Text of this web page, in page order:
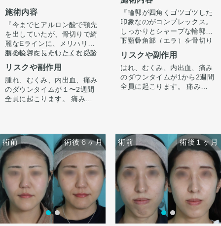
施術内容
『今までヒアルロン酸で顎先
を出していたが、骨切りで綺
麗なEラインに、メリハリの
ある輪郭にしたい。』と受診
されました。
顎の長さを長くしたくないと
いう希望がありましたので、
中抜きの施術とあわせてオト
ガイ形成させていただきまし
た。
カウンセリング時に3Dシミュ
レーションでどのくらい顎を
出すかをご本人様とすり合わ
フェイスラインが手術前ぼや
けた印象ですが、スッキリシ
ャープな輪郭になりました。
顔の脂肪吸引はただ吸引すれ
ばいいわけではなく、バラン
ス良く吸うところはしっかり
吸い、残すところは適量残す
ことが大事です。
術後4ヶ月で腫れも引いて綺
麗なEラインができていま
す。
ここからもう少しスッキリし
て術後半年で完成します。
オトガイ形成は、後ろに下が
っている顎先の骨をそのまま
前に出す施術のため、正面か
ら見た時の顎先の長さがどう
リスクや副作用
腫れ、むくみ、内出血、痛み
のダウンタイムが１〜2週間
全員に起こります。 痛みは
なります。 内出血は平均2週
間くらいで目立たなくなりま
す。 顎先や下唇の痺れが出る
ことがあります。多くは通常
1ヶ月以内に改善します。 脂
肪を吸ったところは1から3ヶ
月ツッパリ感がでます。ツッ
パリ感が出ても動かして大丈
夫です。 稀に感染があります
が、そのような際は責任を持
『輪郭が四角くゴツゴツした
印象なのがコンプレックス。
しっかりとシャープな輪郭に
したい。』
というお悩みで受診されまし
た。
下顎骨角部（エラ）を骨切り
にて切除しました。この方は
若干外巻きタイプのエラでし
た。
しっかりとエラの余白が削ら
れ、四角い輪郭がシャープに
正面から見てもスッキリとシ
ャープな印象にりなります。
手術前に撮像したCTデータを
元に、ご本人様と打ち合わせ
をし、3Dモデルを作成し、骨
切りラインを手術前に想定
し、その通り切除致しまし
た。
リスクや副作用
はれ、むくみ、内出血、痛み
のダウンタイムが1から2週間
全員に起こります。 痛みは3
いで目立たなくなります。 顎
先や下唇の痺れが出ることが
あります。多くは通常1ヶ月
以内に改善します。 稀に感染
がありますが、そのような際
は責任を持って当院で治療し
ます。 仕上がりには個人差が
あるので、手術を受けた人全
員がこの写真の様な変化をす
るわけではありませんのでご
術前 術後６ヶ月 術前 術後６ヶ月
術前 術後１ヶ月 術前 術後１ヶ月